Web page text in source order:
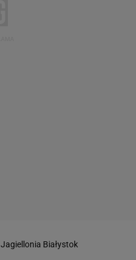
Jagiellonia Białystok